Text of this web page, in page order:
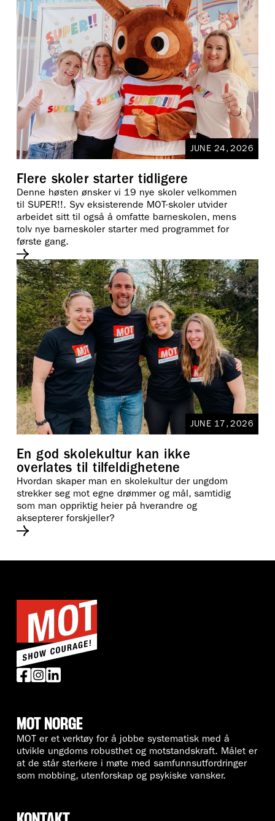
JUNE 24, 2026
Flere skoler starter tidligere
Denne høsten ønsker vi 19 nye skoler velkommen
til SUPER!!. Syv eksisterende MOT-skoler utvider
arbeidet sitt til også å omfatte barneskolen, mens
tolv nye barneskoler starter med programmet for
første gang.
JUNE 17, 2026
En god skolekultur kan ikke
overlates til tilfeldighetene
Hvordan skaper man en skolekultur der ungdom
strekker seg mot egne drømmer og mål, samtidig
som man oppriktig heier på hverandre og
aksepterer forskjeller?
MOT NORGE
MOT er et verktøy for å jobbe systematisk med å
utvikle ungdoms robusthet og motstandskraft. Målet er
at de står sterkere i møte med samfunnsutfordringer
som mobbing, utenforskap og psykiske vansker.